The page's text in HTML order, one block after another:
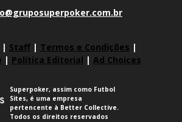
| Staff| Termos e Condições |
| Política Editorial | Ad Choices
Superpoker, assim como Futbol
Sites, é uma empresa
pertencente à Better Collective.
Todos os direitos reservados